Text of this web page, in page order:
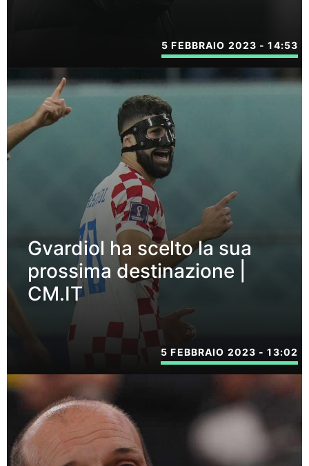
5 FEBBRAIO 2023 - 14:53
Gvardiol ha scelto la sua
prossima destinazione |
CM.IT
5 FEBBRAIO 2023 - 13:02